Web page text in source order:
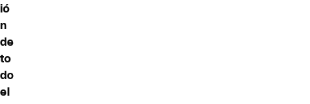
ió
n
de
to
do
el